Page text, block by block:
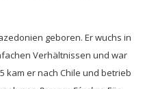
geboren. Er wuchs in
Verhältnissen und war
kam er nach Chile und betrieb